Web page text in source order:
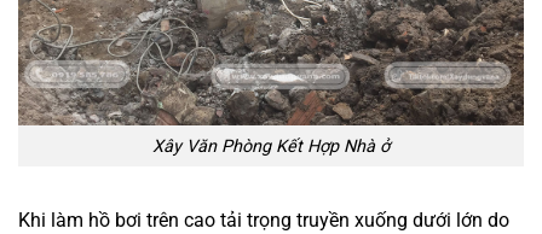
Xây Văn Phòng Kết Hợp Nhà ở
Khi làm hồ bơi trên cao tải trọng truyền xuống dưới lớn do